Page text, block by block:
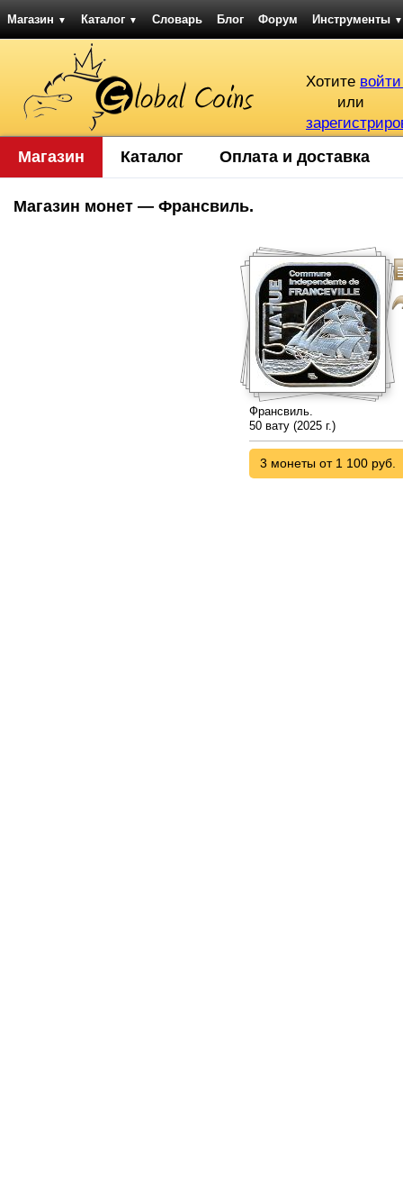
Магазин ▼ Каталог ▼ Словарь Блог Форум Инструменты ▼
Хотите
или
Магазин Каталог Оплата и доставка
Магазин монет — Франсвиль.
Франсвиль.
50 вату (2025 г.)
3 монеты от 1 100 руб.